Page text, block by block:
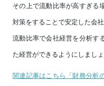
その上で流動比率が高すぎる
対策をすることで安定した会
流動比率で会社経営を分析す
た経営ができるようにしましょ
関連記事はこちら「財務分析